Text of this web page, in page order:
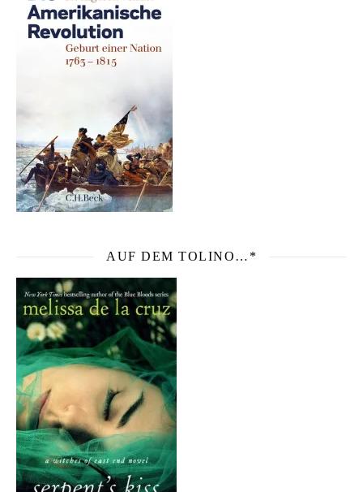
AUF DEM TOLINO…*